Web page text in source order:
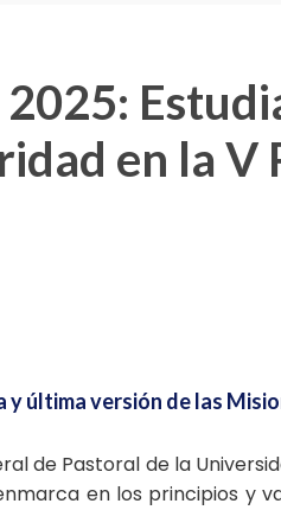
en la V
última versión de las
de Pastoral de la
en los principios